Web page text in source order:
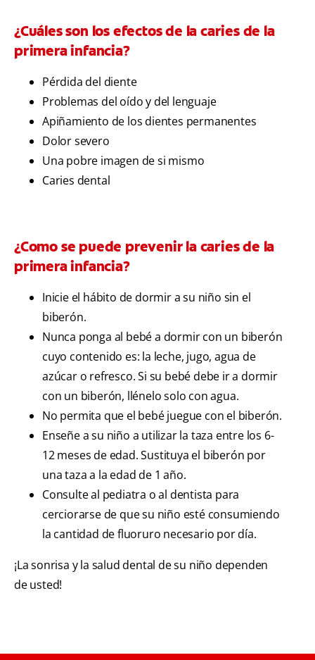
¿Cuáles son los efectos de la caries de la
primera infancia?
Pérdida del diente
Problemas del oído y del lenguaje
Apiñamiento de los dientes permanentes
Dolor severo
Una pobre imagen de si mismo
Caries dental
¿Como se puede prevenir la caries de la
primera infancia?
Inicie el hábito de dormir a su niño sin el
biberón.
Nunca ponga al bebé a dormir con un biberón
cuyo contenido es: la leche, jugo, agua de
azúcar o refresco. Si su bebé debe ir a dormir
con un biberón, llénelo solo con agua.
No permita que el bebé juegue con el biberón.
Enseñe a su niño a utilizar la taza entre los 6-
12 meses de edad. Sustituya el biberón por
una taza a la edad de 1 año.
Consulte al pediatra o al dentista para
cerciorarse de que su niño esté consumiendo
la cantidad de fluoruro necesario por día.
¡La sonrisa y la salud dental de su niño dependen
de usted!